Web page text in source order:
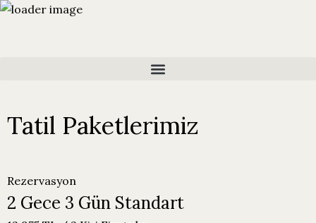
Tatil Paketlerimiz
Rezervasyon
2 Gece 3 Gün Standart